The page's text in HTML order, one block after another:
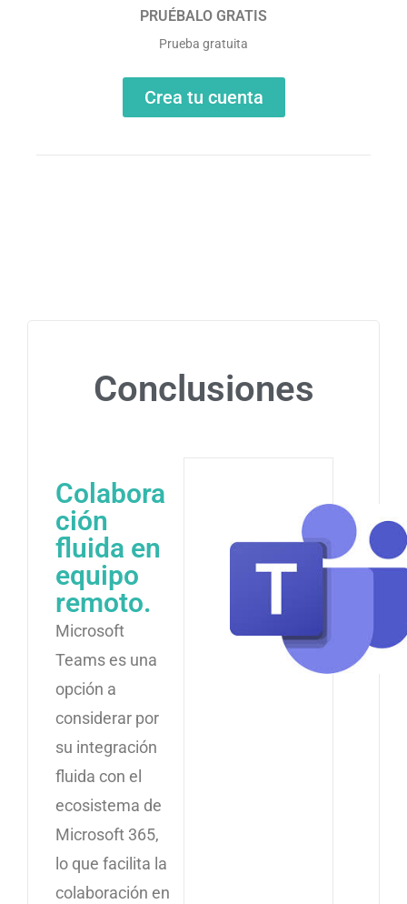
PRUÉBALO GRATIS
Prueba gratuita
Crea tu cuenta
Conclusiones
Colabora
ción
fluida en
equipo
remoto.
Microsoft
Teams es una
opción a
considerar por
su integración
fluida con el
ecosistema de
Microsoft 365,
lo que facilita la
colaboración en